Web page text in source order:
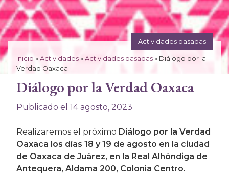
Actividades pasadas
Inicio » Actividades » Actividades pasadas » Diálogo por la
Verdad Oaxaca
Diálogo por la Verdad Oaxaca
Publicado el 14 agosto, 2023
Realizaremos el próximo Diálogo por la Verdad
Oaxaca los días 18 y 19 de agosto en la ciudad
de Oaxaca de Juárez, en la Real Alhóndiga de
Antequera, Aldama 200, Colonia Centro.